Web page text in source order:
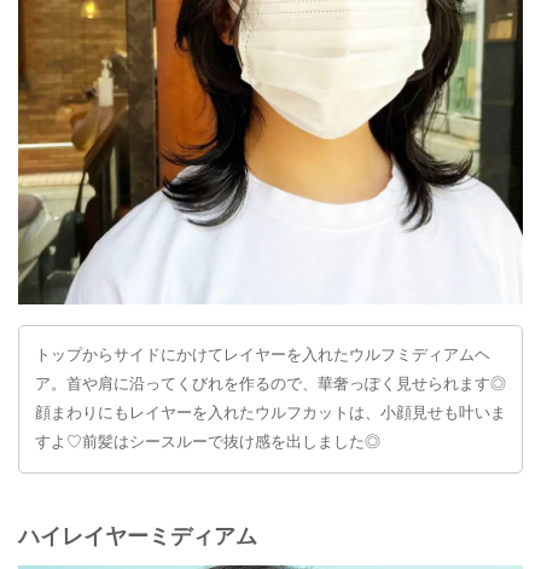
トップからサイドにかけてレイヤーを入れたウルフミディアムヘ
ア。首や肩に沿ってくびれを作るので、華奢っぽく見せられます◎
顔まわりにもレイヤーを入れたウルフカットは、小顔見せも叶いま
すよ♡前髪はシースルーで抜け感を出しました◎
ハイレイヤーミディアム